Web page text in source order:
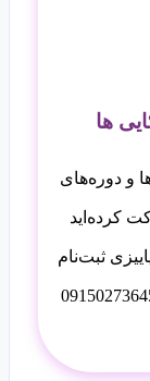
و دوره‌های
کرده‌اید
پاییزی ثبت‌نام
برای دریافت کد تخفیف با شماره 09150273645